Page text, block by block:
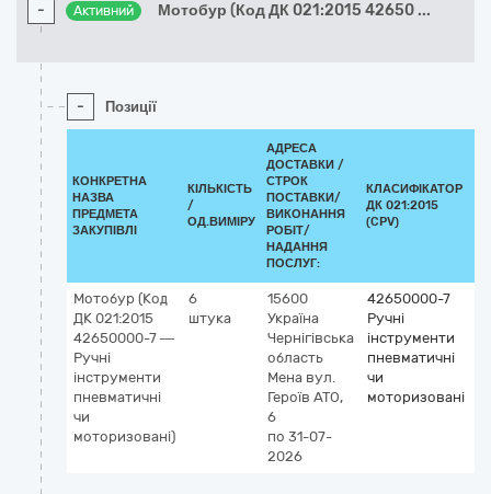
- Активний Мотобур (Код ДК 021:2015 42650 ...
- Позиції
КОНКРЕТНА
НАЗВА
ПРЕДМЕТА
ЗАКУПІВЛІ
КІЛЬКІСТЬ
/
ОД.ВИМІРУ
АДРЕСА
ДОСТАВКИ /
СТРОК
ПОСТАВКИ/
ВИКОНАННЯ
РОБІТ/
НАДАННЯ
ПОСЛУГ:
КЛАСИФІКАТОР
ДК 021:2015
(CPV)
Мотобур (Код
ДК 021:2015
42650000-7 —
Ручні
інструменти
пневматичні
чи
моторизовані)
6
штука
15600
Україна
Чернігівська
область
Мена вул.
Героїв АТО,
6
по 31-07-
2026
42650000-7
Ручні
інструменти
пневматичні
чи
моторизовані